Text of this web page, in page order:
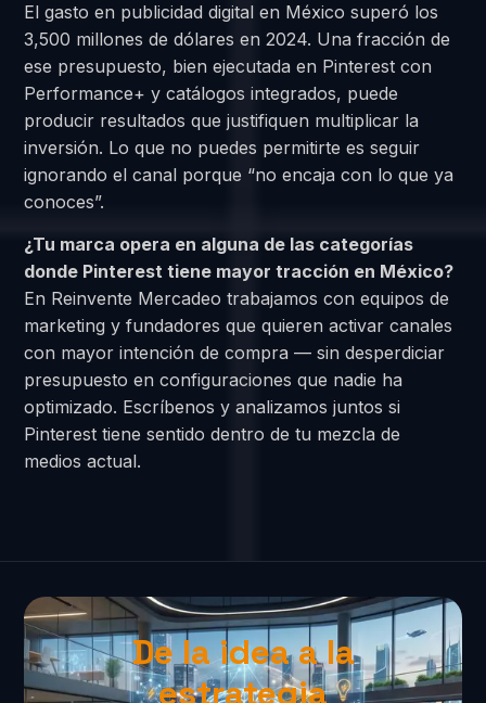
El gasto en publicidad digital en México superó los
3,500 millones de dólares en 2024. Una fracción de
ese presupuesto, bien ejecutada en Pinterest con
Performance+ y catálogos integrados, puede
producir resultados que justifiquen multiplicar la
inversión. Lo que no puedes permitirte es seguir
ignorando el canal porque “no encaja con lo que ya
conoces”.
¿Tu marca opera en alguna de las categorías
donde Pinterest tiene mayor tracción en México?
En Reinvente Mercadeo trabajamos con equipos de
marketing y fundadores que quieren activar canales
con mayor intención de compra — sin desperdiciar
presupuesto en configuraciones que nadie ha
optimizado. Escríbenos y analizamos juntos si
Pinterest tiene sentido dentro de tu mezcla de
medios actual.
De la idea a la
estrategia